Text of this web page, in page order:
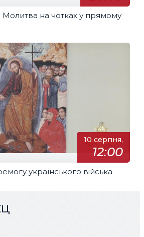
Молитва на чотках у прямому
10 серпня,
12:00
українського війська